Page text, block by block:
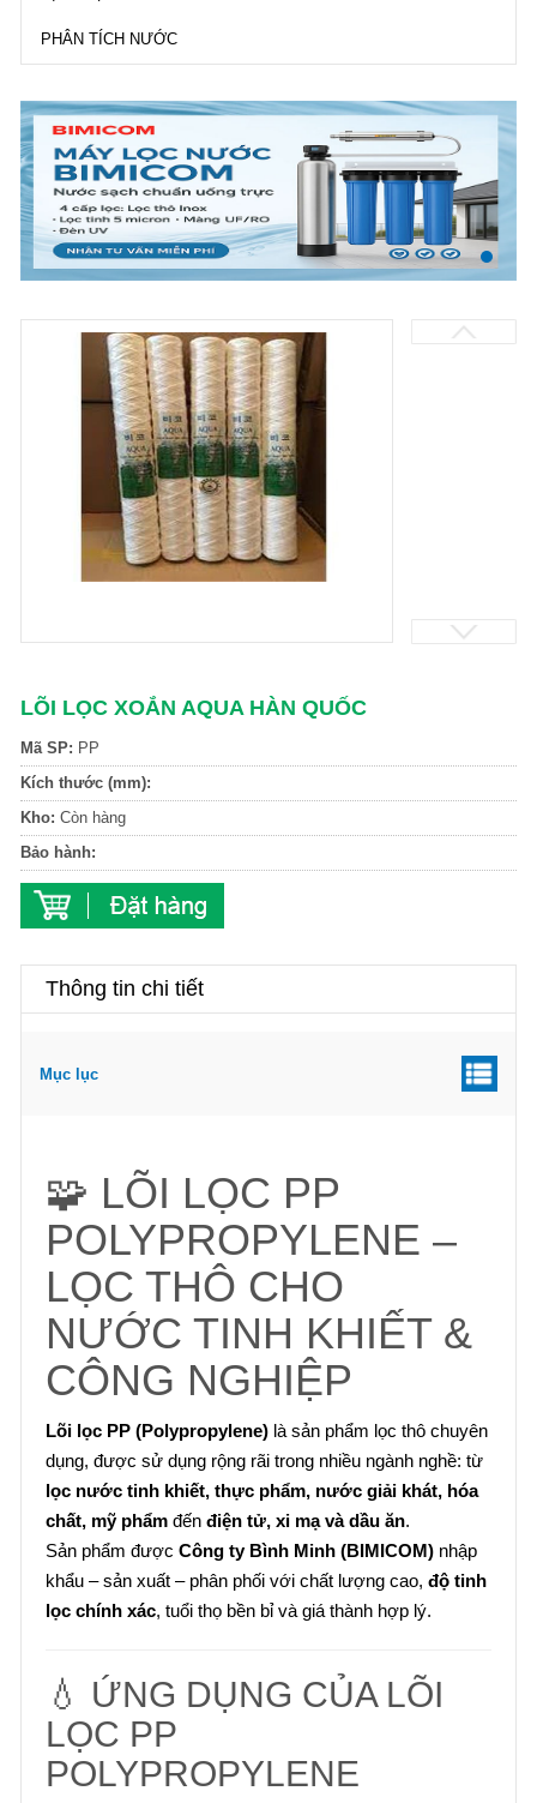
PHÂN TÍCH NƯỚC
LÕI LỌC XOẮN AQUA HÀN QUỐC
Mã SP: PP
Kích thước (mm):
Kho: Còn hàng
Bảo hành:
Thông tin chi tiết
Mục lục
🧩 LÕI LỌC PP
POLYPROPYLENE –
LỌC THÔ CHO
NƯỚC TINH KHIẾT &
CÔNG NGHIỆP
Lõi lọc PP (Polypropylene) là sản phẩm lọc thô chuyên
dụng, được sử dụng rộng rãi trong nhiều ngành nghề: từ
lọc nước tinh khiết, thực phẩm, nước giải khát, hóa
chất, mỹ phẩm đến điện tử, xi mạ và dầu ăn.
Sản phẩm được Công ty Bình Minh (BIMICOM) nhập
khẩu – sản xuất – phân phối với chất lượng cao, độ tinh
lọc chính xác, tuổi thọ bền bỉ và giá thành hợp lý.
💧 ỨNG DỤNG CỦA LÕI
LỌC PP
POLYPROPYLENE